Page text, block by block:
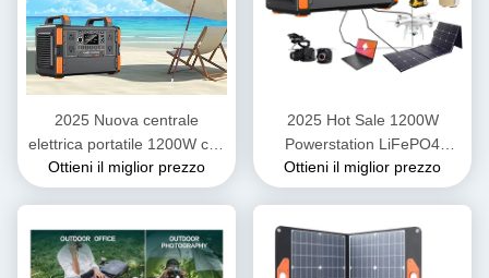
2025 Nuova centrale
elettrica portatile 1200W con
accumulo di energia
domestica 1008Wh LiFePO4
per campeggi all'aperto
Ottieni il miglior prezzo
2025 Hot Sale 1200W
Powerstation LiFePO4
Battery Bank Mobile Portable
Power Station 1000W
alimentazione domestica
Ottieni il miglior prezzo